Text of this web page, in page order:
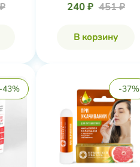
240 ₽ 451 ₽
В корзину
-43% -37%